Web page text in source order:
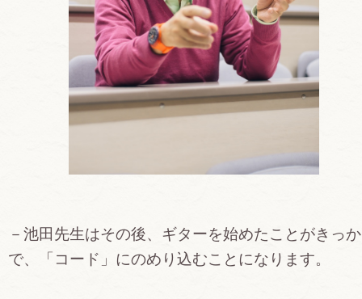
－池田先生はその後、ギターを始めたことがきっ
で、「コード」にのめり込むことになります。